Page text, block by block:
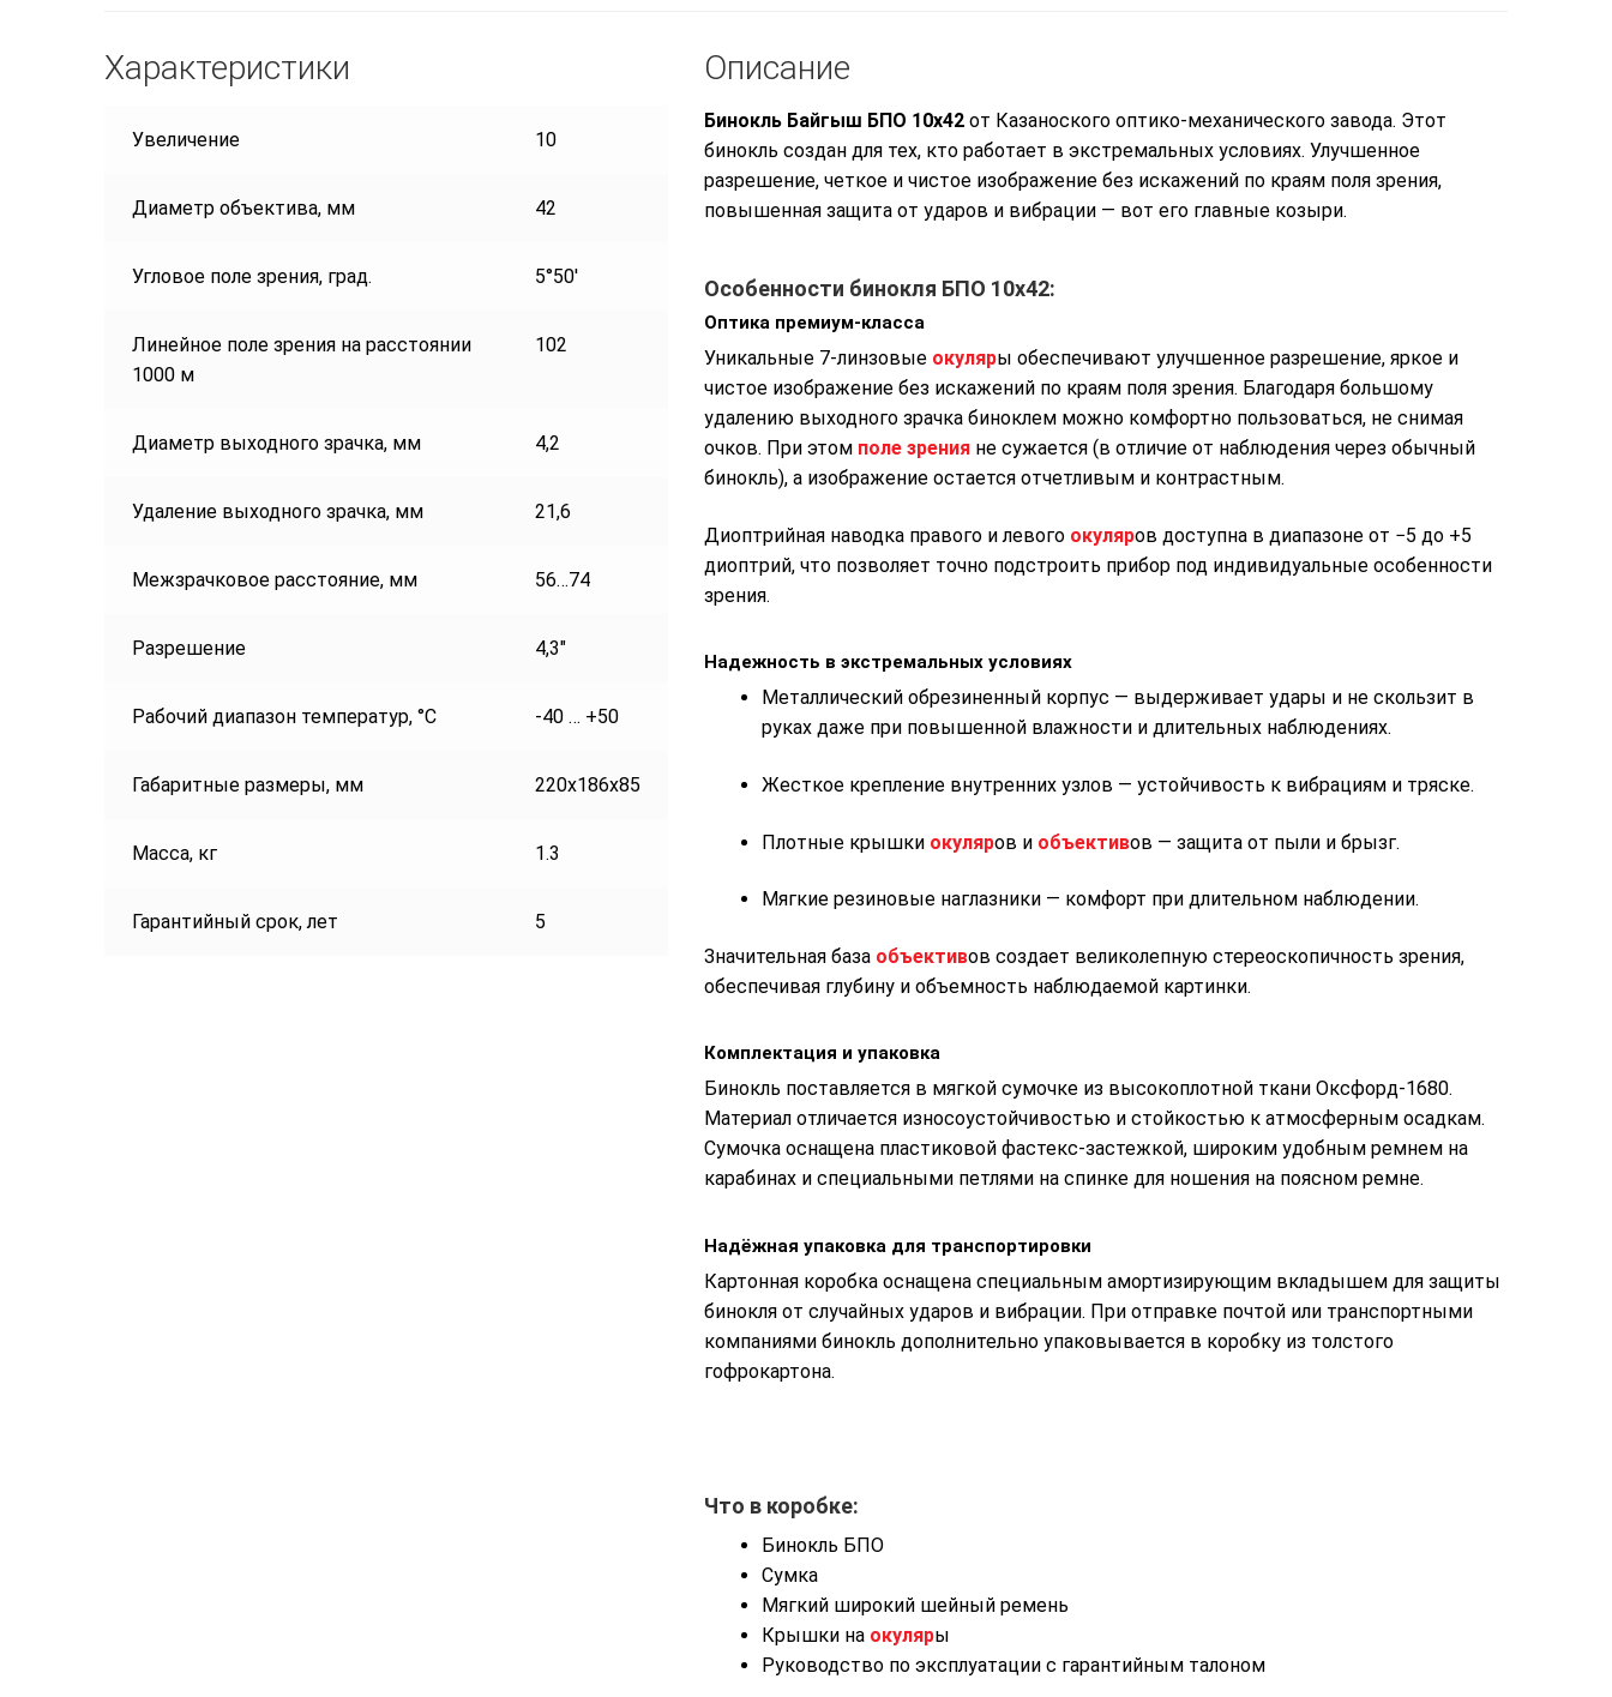
(обрезиненный)
28500 р.
Характеристики
Увеличение 10
Диаметр объектива, мм 42
Угловое поле зрения, град. 5°50′
Линейное поле зрения на расстоянии
1000 м
102
Диаметр выходного зрачка, мм 4,2
Удаление выходного зрачка, мм 21,6
Межзрачковое расстояние, мм 56…74
Разрешение 4,3″
Рабочий диапазон температур, °С -40 … +50
Габаритные размеры, мм 220х186х85
Масса, кг 1.3
Гарантийный срок, лет 5
Описание
Бинокль Байгыш БПО 10х42 от Казаноского оптико-механического завода. Этот
бинокль создан для тех, кто работает в экстремальных условиях. Улучшенное
разрешение, четкое и чистое изображение без искажений по краям поля зрения,
повышенная защита от ударов и вибрации — вот его главные козыри.
Особенности бинокля БПО 10х42:
Оптика премиум-класса
Уникальные 7-линзовые окуляры обеспечивают улучшенное разрешение, яркое и
чистое изображение без искажений по краям поля зрения. Благодаря большому
удалению выходного зрачка биноклем можно комфортно пользоваться, не снимая
очков. При этом поле зрения не сужается (в отличие от наблюдения через обычный
бинокль), а изображение остается отчетливым и контрастным.
Диоптрийная наводка правого и левого окуляров доступна в диапазоне от −5 до +5
диоптрий, что позволяет точно подстроить прибор под индивидуальные особенности
зрения.
Надежность в экстремальных условиях
Металлический обрезиненный корпус — выдерживает удары и не скользит в
руках даже при повышенной влажности и длительных наблюдениях.
Жесткое крепление внутренних узлов — устойчивость к вибрациям и тряске.
Плотные крышки окуляров и объективов — защита от пыли и брызг.
Мягкие резиновые наглазники — комфорт при длительном наблюдении.
Значительная база объективов создает великолепную стереоскопичность зрения,
обеспечивая глубину и объемность наблюдаемой картинки.
Комплектация и упаковка
Бинокль поставляется в мягкой сумочке из высокоплотной ткани Оксфорд-1680.
Материал отличается износоустойчивостью и стойкостью к атмосферным осадкам.
Сумочка оснащена пластиковой фастекс-застежкой, широким удобным ремнем на
карабинах и специальными петлями на спинке для ношения на поясном ремне.
Надёжная упаковка для транспортировки
Картонная коробка оснащена специальным амортизирующим вкладышем для защиты
бинокля от случайных ударов и вибрации. При отправке почтой или транспортными
компаниями бинокль дополнительно упаковывается в коробку из толстого
гофрокартона.
Что в коробке:
Бинокль БПО
Сумка
Мягкий широкий шейный ремень
Крышки на окуляры
Руководство по эксплуатации с гарантийным талоном